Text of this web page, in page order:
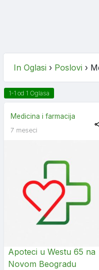
In Oglasi › Poslovi ›
1-1 od 1 Oglasa
Medicina i farmacija
7 meseci
Apoteci u Westu 65 na
Novom Beogradu